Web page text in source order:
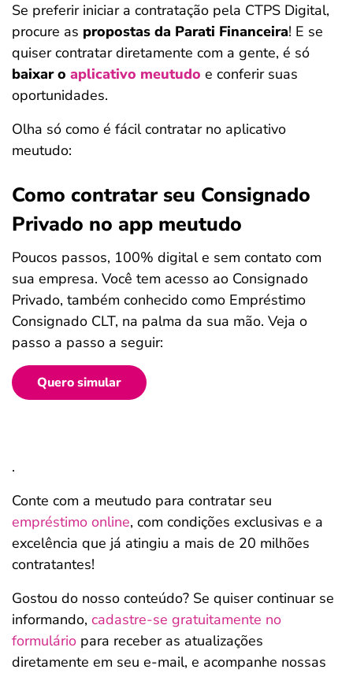
Se preferir iniciar a contratação pela CTPS Digital,
procure as propostas da Parati Financeira! E se
quiser contratar diretamente com a gente, é só
baixar o aplicativo meutudo e conferir suas
oportunidades.
Olha só como é fácil contratar no aplicativo
meutudo:
Como contratar seu Consignado
Privado no app meutudo
Poucos passos, 100% digital e sem contato com
sua empresa. Você tem acesso ao Consignado
Privado, também conhecido como Empréstimo
Consignado CLT, na palma da sua mão. Veja o
passo a passo a seguir:
Quero simular
.
Conte com a meutudo para contratar seu
empréstimo online, com condições exclusivas e a
excelência que já atingiu a mais de 20 milhões
contratantes!
Gostou do nosso conteúdo? Se quiser continuar se
informando, cadastre-se gratuitamente no
formulário para receber as atualizações
diretamente em seu e-mail, e acompanhe nossas